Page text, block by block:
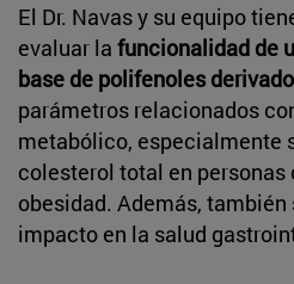
El Dr. Navas y su equipo
evaluar la funcionalidad de
base de polifenoles
parámetros relacionados
metabólico, especialmente
colesterol total en personas
obesidad. Además, también
impacto en la salud